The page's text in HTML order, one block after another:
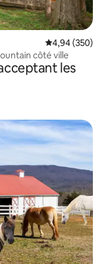
Évaluation
4,94 (350)
côté ville
les